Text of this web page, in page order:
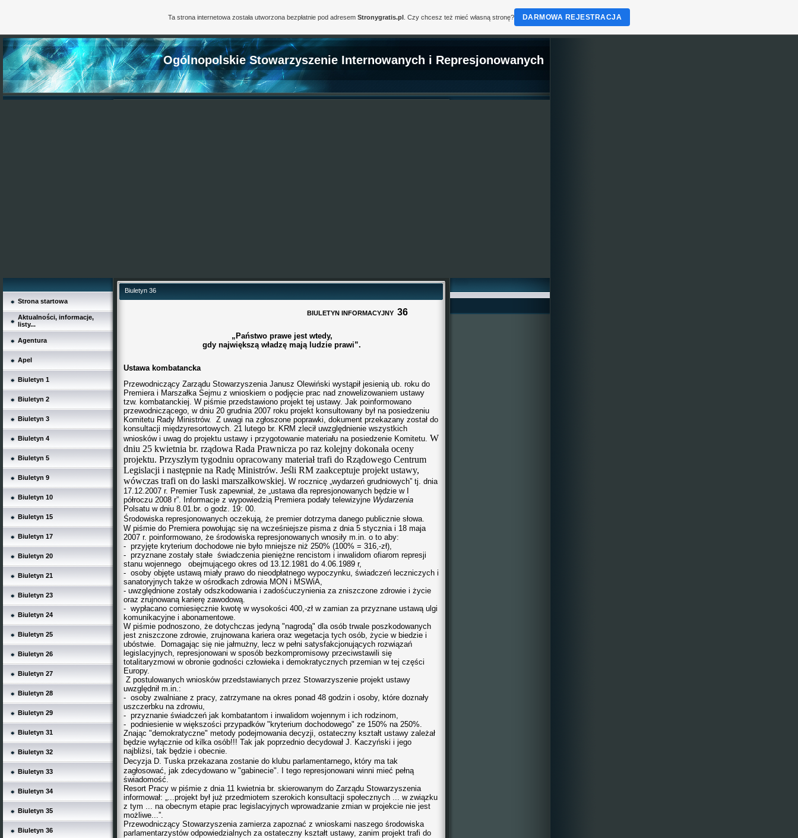
Ogólnopolskie Stowarzyszenie Internowanych i Represjonowanych
Strona startowa
Aktualności, informacje,
listy...
Agentura
Apel
Biuletyn 1
Biuletyn 2
Biuletyn 3
Biuletyn 4
Biuletyn 5
Biuletyn 9
Biuletyn 10
Biuletyn 15
Biuletyn 17
Biuletyn 20
Biuletyn 21
Biuletyn 23
Biuletyn 24
Biuletyn 25
Biuletyn 26
Biuletyn 27
Biuletyn 28
Biuletyn 29
Biuletyn 31
Biuletyn 32
Biuletyn 33
Biuletyn 34
Biuletyn 35
Biuletyn 36
Biuletyn 36
BIULETYN INFORMACYJNY 36
„Państwo prawe jest wtedy,
gdy największą władzę mają ludzie prawi”.
Ustawa kombatancka
Przewodniczący Zarządu Stowarzyszenia Janusz Olewiński wystąpił jesienią ub. roku do
Premiera i Marszałka Sejmu z wnioskiem o podjęcie prac nad znowelizowaniem ustawy
tzw. kombatanckiej. W piśmie przedstawiono projekt tej ustawy. Jak poinformowano
przewodniczącego, w dniu 20 grudnia 2007 roku projekt konsultowany był na posiedzeniu
Komitetu Rady Ministrów. Z uwagi na zgłoszone poprawki, dokument przekazany został do
konsultacji międzyresortowych. 21 lutego br. KRM zlecił uwzględnienie wszystkich
wniosków i uwag do projektu ustawy i przygotowanie materiału na posiedzenie Komitetu. W
dniu 25 kwietnia br. rządowa Rada Prawnicza po raz kolejny dokonała oceny
projektu. Przyszłym tygodniu opracowany materiał trafi do Rządowego Centrum
Legislacji i następnie na Radę Ministrów. Jeśli RM zaakceptuje projekt ustawy,
wówczas trafi on do laski marszałkowskiej. W rocznicę „wydarzeń grudniowych” tj. dnia
17.12.2007 r. Premier Tusk zapewniał, że „ustawa dla represjonowanych będzie w I
półroczu 2008 r”. Informacje z wypowiedzią Premiera podały telewizyjne Wydarzenia
Polsatu w dniu 8.01.br. o godz. 19: 00.
Środowiska represjonowanych oczekują, że premier dotrzyma danego publicznie słowa.
W piśmie do Premiera powołując się na wcześniejsze pisma z dnia 5 stycznia i 18 maja
2007 r. poinformowano, że środowiska represjonowanych wnosiły m.in. o to aby:
- przyjęte kryterium dochodowe nie było mniejsze niż 250% (100% = 316,-zł),
- przyznane zostały stałe świadczenia pieniężne rencistom i inwalidom ofiarom represji
stanu wojennego obejmującego okres od 13.12.1981 do 4.06.1989 r,
- osoby objęte ustawą miały prawo do nieodpłatnego wypoczynku, świadczeń leczniczych i
sanatoryjnych także w ośrodkach zdrowia MON i MSWiA,
- uwzględnione zostały odszkodowania i zadośćuczynienia za zniszczone zdrowie i życie
oraz zrujnowaną karierę zawodową.
- wypłacano comiesięcznie kwotę w wysokości 400,-zł w zamian za przyznane ustawą ulgi
komunikacyjne i abonamentowe.
W piśmie podnoszono, że dotychczas jedyną "nagrodą" dla osób trwale poszkodowanych
jest zniszczone zdrowie, zrujnowana kariera oraz wegetacja tych osób, życie w biedzie i
ubóstwie. Domagając się nie jałmużny, lecz w pełni satysfakcjonujących rozwiązań
legislacyjnych, represjonowani w sposób bezkompromisowy przeciwstawili się
totalitaryzmowi w obronie godności człowieka i demokratycznych przemian w tej części
Europy.
Z postulowanych wniosków przedstawianych przez Stowarzyszenie projekt ustawy
uwzględnił m.in.:
- osoby zwalniane z pracy, zatrzymane na okres ponad 48 godzin i osoby, które doznały
uszczerbku na zdrowiu,
- przyznanie świadczeń jak kombatantom i inwalidom wojennym i ich rodzinom,
- podniesienie w większości przypadków "kryterium dochodowego" ze 150% na 250%.
Znając "demokratyczne" metody podejmowania decyzji, ostateczny kształt ustawy zależał
będzie wyłącznie od kilka osób!!! Tak jak poprzednio decydował J. Kaczyński i jego
najbliżsi, tak będzie i obecnie.
Decyzja D. Tuska przekazana zostanie do klubu parlamentarnego, który ma tak
zagłosować, jak zdecydowano w "gabinecie". I tego represjonowani winni mieć pełną
świadomość.
Resort Pracy w piśmie z dnia 11 kwietnia br. skierowanym do Zarządu Stowarzyszenia
informował: „...projekt był już przedmiotem szerokich konsultacji społecznych ... w związku
z tym ... na obecnym etapie prac legislacyjnych wprowadzanie zmian w projekcie nie jest
możliwe...”.
Przewodniczący Stowarzyszenia zamierza zapoznać z wnioskami naszego środowiska
parlamentarzystów odpowiedzialnych za ostateczny kształt ustawy, zanim projekt trafi do
Ta strona internetowa została utworzona bezpłatnie pod adresem Stronygratis.pl. Czy chcesz też mieć własną stronę? DARMOWA REJESTRACJA